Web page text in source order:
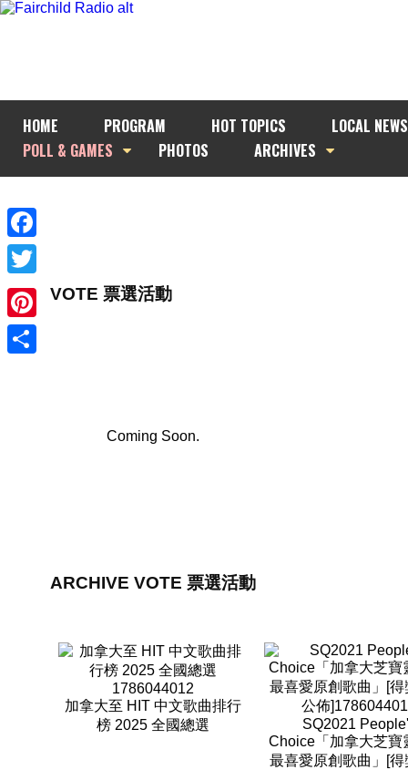
HOME PROGRAM HOT TOPICS
LOCAL NEWS
POLL & GAMES
PHOTOS ARCHIVES
Facebook
Twitter
Pinterest
VOTE 票選活動
Coming Soon.
ARCHIVE VOTE 票選活動
加拿大至 HIT 中文歌曲排行
榜 2025 全國總選
SQ2021
Choice「加拿大芝寶
最喜愛原創歌曲」[